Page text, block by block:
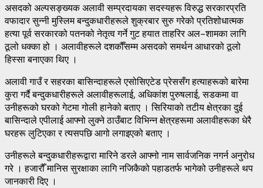
असदको अल्पसङ्ख्यक अलावी सम्प्रदायका सदस्यहरू विरुद्ध सरकारप्रति
वफादार सुन्नी मुस्लिम बन्दुकधारीहरूले शुक्रबार सुरु गरेको प्रतिशोधात्मक
हत्या पूर्व सरकारको पतनको नेतृत्व गर्ने गुट हयात ताहरिर अल–शामका लागि
ठूलो धक्का हो । अलावीहरूले दशकौँसम्म असदको समर्थन आधारको ठूलो
हिस्सा बनाएका थिए ।
अलावी गाउँ र सहरका बासिन्दाहरूले एसोसिएटेड प्रेससँग हत्याहरूको बारेमा
कुरा गर्दै बन्दुकधारीहरूले अलावीहरूलाई, अधिकांश पुरुषलाई, सडकमा वा
उनीहरूको घरको गेटमा गोली हानेको बताए । सिरियाको तटीय क्षेत्रका दुई
बासिन्दाले एपीलाई आफ्नो लुक्ने ठाउँबाट विभिन्न क्षेत्रहरूमा अलावीहरूका धेरै
घरहरू लुटिएका र त्यसपछि आगो लगाइएको बताए ।
उनीहरूले बन्दुकधारीहरूद्वारा मारिने डरले आफ्नो नाम सार्वजनिक नगर्न अनुरोध
गरे । हजारौँ मानिस सुरक्षाका लागि नजिकैको पहाडतर्फ भागेको उनीहरूले थप
जानकारी दिए ।